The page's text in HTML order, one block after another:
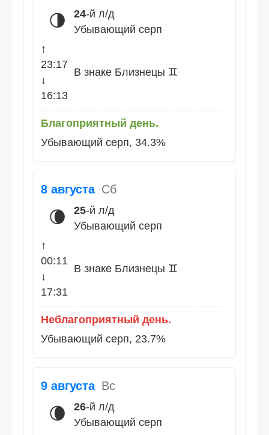
🌗 24-й л/д
Убывающий серп
↑
23:17
↓
16:13
В знаке Близнецы ♊
Благоприятный день.
Убывающий серп, 34.3%
8 августа Сб
🌘 25-й л/д
Убывающий серп
↑
00:11
↓
17:31
В знаке Близнецы ♊
Неблагоприятный день.
Убывающий серп, 23.7%
9 августа Вс
🌘 26-й л/д
Убывающий серп